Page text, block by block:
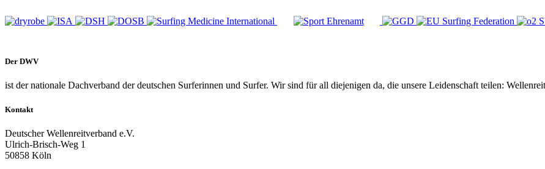
Der DWV
ist der nationale Dachverband der deutschen Surferinnen und Surfer. Wir sind für all diejenigen da, die unsere Leidenschaft teilen:
Kontakt
Deutscher Wellenreitverband e.V.
Ulrich-Brisch-Weg 1
50858 Köln